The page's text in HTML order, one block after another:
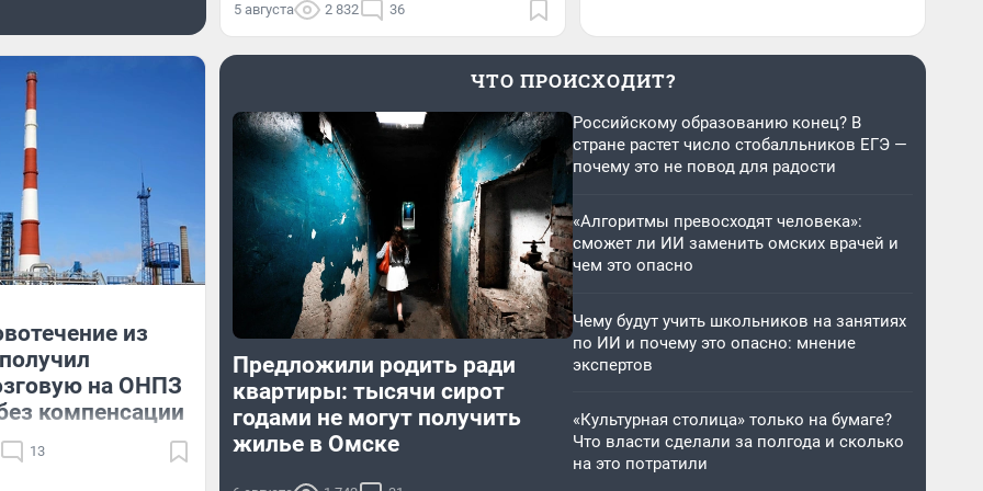
5 августа 2 832 36
из
на ОНПЗ
компенсации
13
ЧТО ПРОИСХОДИТ?
Предложили родить ради
квартиры: тысячи сирот
годами не могут получить
жилье в Омске
Российскому образованию конец? В
стране растет число стобалльников ЕГЭ —
почему это не повод для радости
«Алгоритмы превосходят человека»:
сможет ли ИИ заменить омских врачей и
чем это опасно
Чему будут учить школьников на занятиях
по ИИ и почему это опасно: мнение
экспертов
«Культурная столица» только на бумаге?
Что власти сделали за полгода и сколько
на это потратили